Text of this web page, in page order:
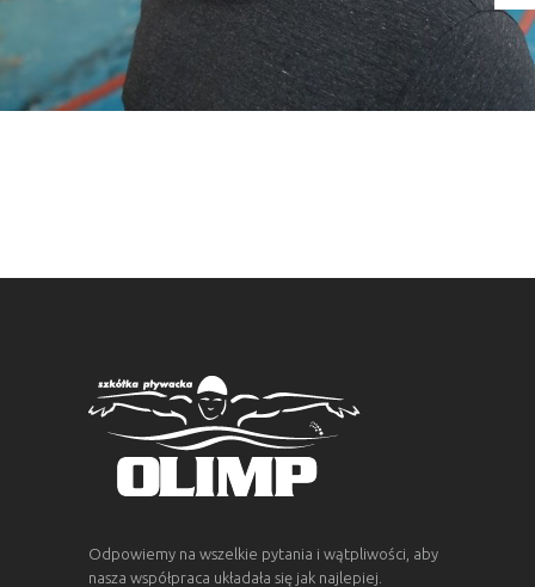
Odpowiemy na wszelkie pytania i wątpliwości, aby
nasza współpraca układała się jak najlepiej.